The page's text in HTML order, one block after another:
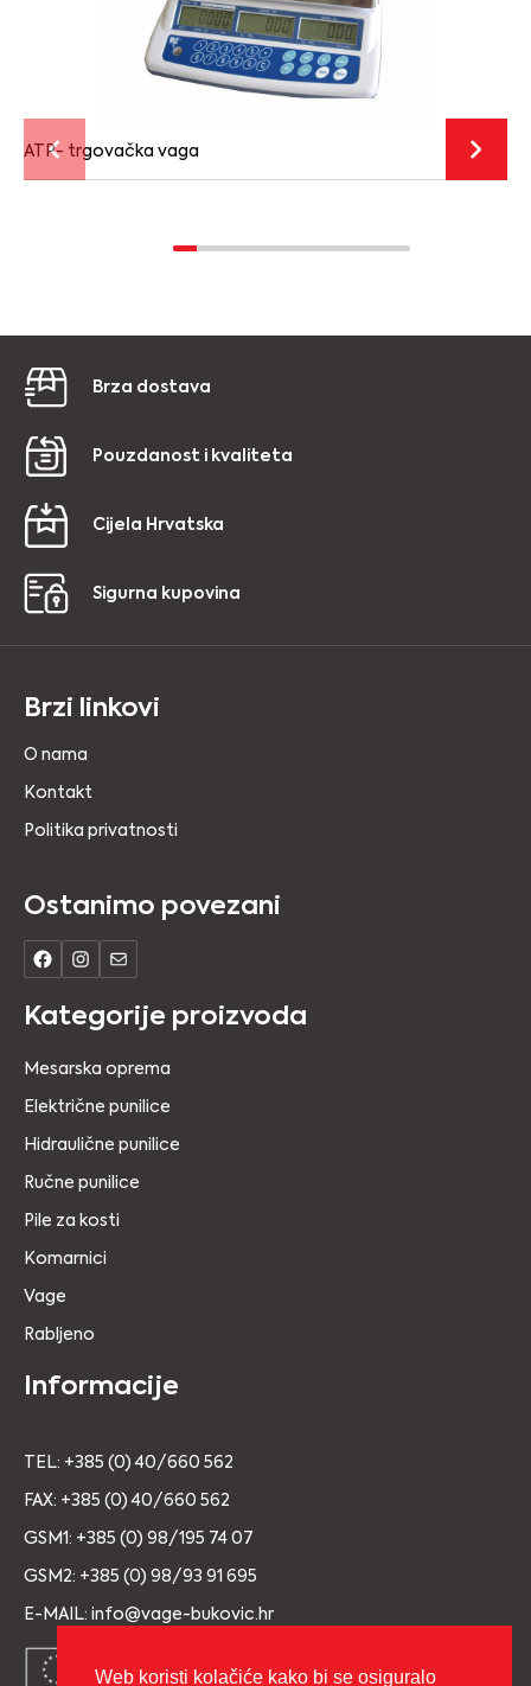
ATP- trgovačka vaga
Brza dostava
Pouzdanost i kvaliteta
Cijela Hrvatska
Sigurna kupovina
Brzi linkovi
O nama
Kontakt
Politika privatnosti
Ostanimo povezani
Kategorije proizvoda
Mesarska oprema
Električne punilice
Hidraulične punilice
Ručne punilice
Pile za kosti
Komarnici
Vage
Rabljeno
Informacije
TEL: +385 (0) 40/660 562
FAX: +385 (0) 40/660 562
GSM1: +385 (0) 98/195 74 07
GSM2: +385 (0) 98/93 91 695
E-MAIL: info@vage-bukovic.hr
Web koristi kolačiće kako bi se osiguralo